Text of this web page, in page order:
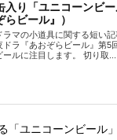
入り「ユニコーンビ
らビール』）
ラマの小道具に関する短い
ドラ『あおぞらビール』第5
ールに注目します。 切り取...
「ユニコーンビール